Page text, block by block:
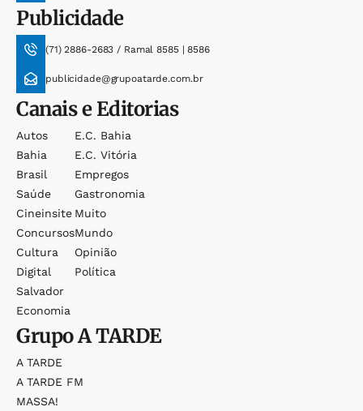
Publicidade
(71) 2886-2683 / Ramal 8585 | 8586
publicidade@grupoatarde.com.br
Canais e Editorias
Autos
Bahia
Brasil
Saúde
Cineinsite
Concursos
Cultura
Digital
Salvador
Economia
E.c. Bahia
E.c. Vitória
Empregos
Gastronomia
Muito
Mundo
Opinião
Política
GrupoA TARDE
A TARDE
A TARDE FM
MASSA!